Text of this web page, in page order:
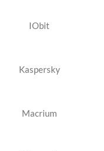
IObit
Kaspersky
Macrium